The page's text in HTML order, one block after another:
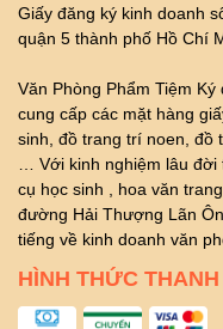
Giấy đăng ký kinh doanh
quận 5 thành phố Hồ Chí
Văn Phòng Phẩm Tiệm
cung cấp các mặt hàng
sinh, đồ trang trí noen, đồ
… Với kinh nghiệm lâu đời
cụ học sinh , hoa văn
đường Hải Thượng Lãn
tiếng về kinh doanh văn
HÌNH THỨC